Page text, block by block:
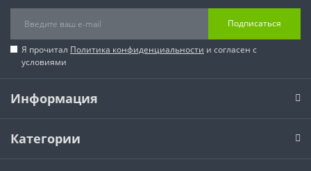
Подписаться
Я прочитал Политика конфиденциальности и согласен с
условиями
Информация
Категории